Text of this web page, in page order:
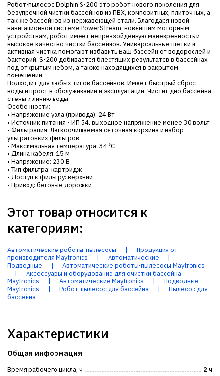
Робот-пылесос Dolphin S-200 это робот нового поколения для
безупречной чистки бассейнов из ПВХ, композитных, плиточных, а
так же бассейнов из нержавеющей стали. Благодаря новой
навигационной системе PowerStream, новейшим моторным
устройствам, робот имеет непревзойденную маневренность и
высокое качество чистки бассейнов. Универсальные щетки и
активная чистка помогают избавить Ваш бассейн от водорослей и
бактерий. S-200 добивается блестящих результатов в бассейнах
под открытым небом, а также находящихся в закрытом
помещении.
Подходит для любых типов бассейнов. Имеет быстрый сброс
воды и прост в обслуживании и эксплуатации. Чистит дно бассейна,
стены и линию воды.
Особенности:
• Напряжение узла (привода): 24 Вт
• Источник питания - ИП 54, выходное напряжение менее 30 вольт
• Фильтрация: Легкоочищаемая сеточная корзина и набор
ультратонких фильтров
• Максимальная температура: 34 ⁰С
• Длина кабеля: 15 м
• Напряжение: 230 В
• Тип фильтра: картридж
• Доступ к фильтру: верхний
• Привод: беговые дорожки
Этот товар относится к
категориям:
Автоматические роботы-пылесосы |
Продукция от
производителя Maytronics
| Автоматические
|
Подводные
|
Автоматические роботы-пылесосы Maytronics
|
Аксессуары и оборудование для очистки бассейна
Maytronics
| Автоматические Maytronics |
Подводные
Maytronics
| Робот-пылесос для бассейна |
Пылесос для
бассейна
Характеристики
Общая информация
Время рабочего цикла, ч
2 ч